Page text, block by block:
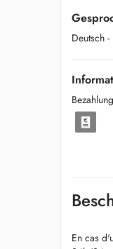
Deutsch -
En cas